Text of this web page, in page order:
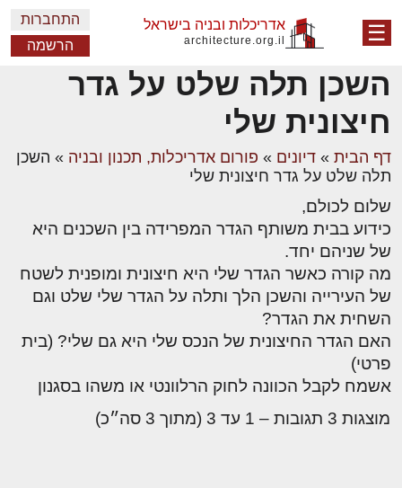
☰ אדריכלות ובניה בישראל
architecture.org.il
התחברות
הרשמה
השכן תלה שלט על גדר
חיצונית שלי
דף הבית » דיונים » פורום אדריכלות, תכנון ובניה » השכן
תלה שלט על גדר חיצונית שלי
שלום לכולם,
כידוע בבית משותף הגדר המפרידה בין השכנים היא
של שניהם יחד.
מה קורה כאשר הגדר שלי היא חיצונית ומופנית לשטח
של העירייה והשכן הלך ותלה על הגדר שלי שלט וגם
השחית את הגדר?
האם הגדר החיצונית של הנכס שלי היא גם שלי? (בית
פרטי)
אשמח לקבל הכוונה לחוק הרלוונטי או משהו בסגנון
מוצגות 3 תגובות – 1 עד 3 (מתוך 3 סה״כ)